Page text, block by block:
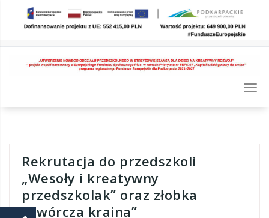
Rekrutacja do przedszkoli
„Wesoły i kreatywny
przedszkolak” oraz złobka
„Twórcza kraina”